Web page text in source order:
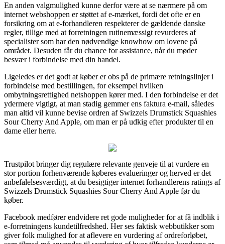
En anden valgmulighed kunne derfor være at se nærmere på om
internet webshoppen er støttet af e-mærket, fordi det ofte er en
forsikring om at e-forhandleren respekterer de gældende danske
regler, tillige med at forretningen rutinemæssigt revurderes af
specialister som har den nødvendige knowhow om lovene på
området. Desuden får du chance for assistance, når du møder
besvær i forbindelse med din handel.
Ligeledes er det godt at køber er obs på de primære retningslinjer i
forbindelse med bestillingen, for eksempel hvilken
ombytningsrettighed netshoppen kører med. I den forbindelse er det
ydermere vigtigt, at man stadig gemmer ens faktura e-mail, således
man altid vil kunne bevise ordren af Swizzels Drumstick Squashies
Sour Cherry And Apple, om man er på udkig efter produkter til en
dame eller herre.
Trustpilot bringer dig regulære relevante genveje til at vurdere en
stor portion forhenværende køberes evalueringer og herved er det
anbefalelsesværdigt, at du besigtiger internet forhandlerens ratings af
Swizzels Drumstick Squashies Sour Cherry And Apple før du
køber.
Facebook medfører endvidere ret gode muligheder for at få indblik i
e-forretningens kundetilfredshed. Her ses faktisk webbutikker som
giver folk mulighed for at aflevere en vurdering af ordreforløbet,